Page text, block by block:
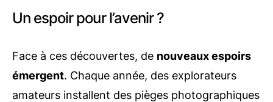
Un espoir pour l’avenir ?
Face à ces découvertes, de nouveaux espoirs
émergent. Chaque année, des explorateurs
amateurs installent des pièges photographiques